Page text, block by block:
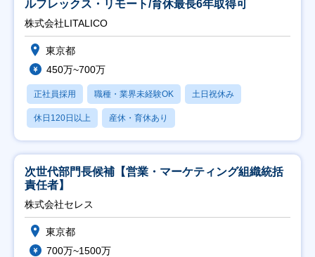
ルフレックス・リモート/育休最長6年取得可
株式会社LITALICO
東京都
450万~700万
正社員採用 職種・業界未経験OK 土日祝休み
休日120日以上 産休・育休あり
次世代部門長候補【営業・マーケティング組織統括
責任者】
株式会社セレス
東京都
700万~1500万